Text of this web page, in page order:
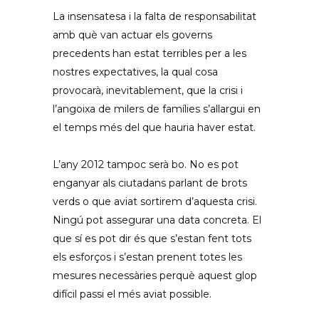
La insensatesa i la falta de responsabilitat
amb què van actuar els governs
precedents han estat terribles per a les
nostres expectatives, la qual cosa
provocarà, inevitablement, que la crisi i
l’angoixa de milers de famílies s’allargui en
el temps més del que hauria haver estat.
L’any 2012 tampoc serà bo. No es pot
enganyar als ciutadans parlant de brots
verds o que aviat sortirem d’aquesta crisi.
Ningú pot assegurar una data concreta. El
que sí es pot dir és que s’estan fent tots
els esforços i s’estan prenent totes les
mesures necessàries perquè aquest glop
difícil passi el més aviat possible.